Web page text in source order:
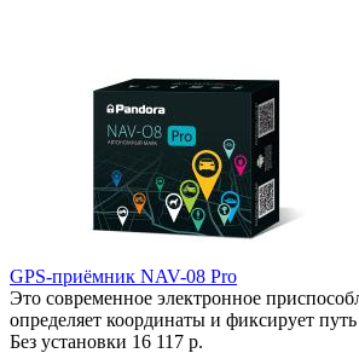
GPS-приёмник NAV-08 Pro
Это современное электронное
определяет координаты и фиксирует путь
Без установки 16 117 р.